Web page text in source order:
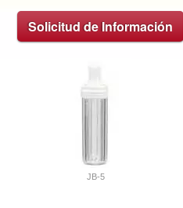
Solicitud de Información
JB-5